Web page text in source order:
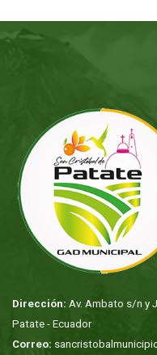
Dirección: Av. Ambato s/n y
Patate - Ecuador
Correo: